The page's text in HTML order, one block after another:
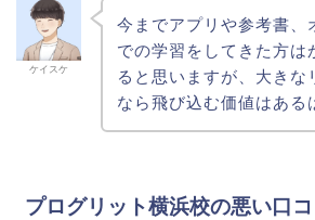
ケイスケ
今までアプリや参考書、
での学習をしてきた方は
ると思いますが、大きな
なら飛び込む価値はある
プログリット横浜校の悪い口